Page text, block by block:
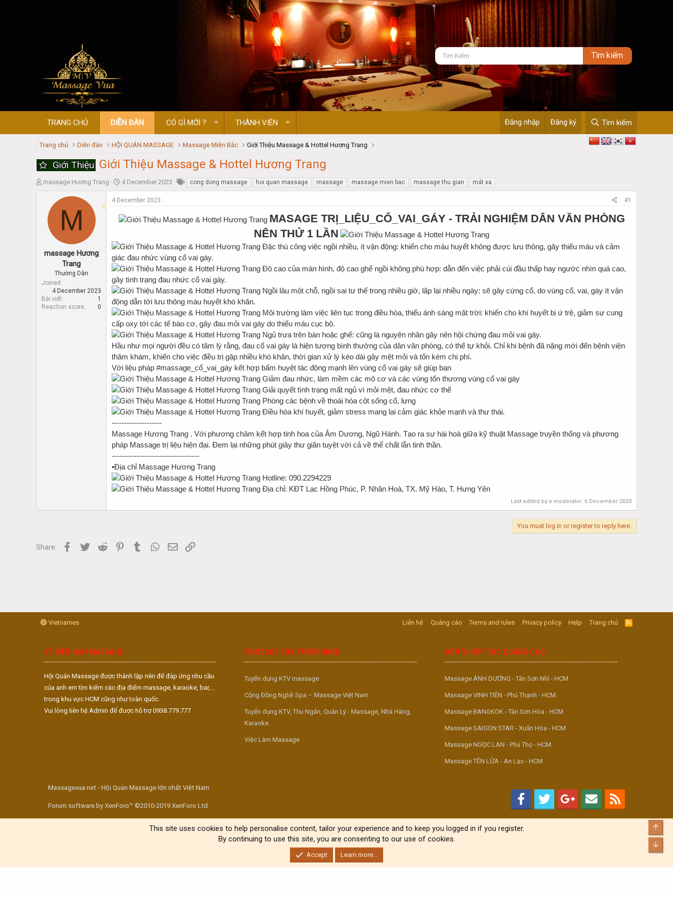
TRANG CHỦ DIỄN ĐÀN CÓ GÌ MỚI ? THÀNH VIÊN Đăng nhập Đăng ký Tìm kiếm
Trang chủ Diễn đàn HỘI QUÁN MASSAGE Massage Miền Bắc Giới Thiệu Massage & Hottel Hương Trang
Giới Thiệu Giới Thiệu Massage & Hottel Hương Trang
T
a
e
massage Hương Trang
S
t
a
t
t
4 December 2023 cong dong massage hoi quan massage massage massage mien bac massage thu gian mát xa
M
massage Hương
Trang
Thường Dân
Joined
4 December 2023
Bài viết
1
Reaction score
0
4 December 2023 #1
MASAGE TRỊ_LIỆU_CỔ_VAI_GÁY - TRẢI NGHIỆM DÂN VĂN PHÒNG
NÊN THỬ 1 LẦN
Đặc thù công việc ngồi nhiều, ít vận động: khiến cho máu huyết không được lưu thông, gây thiếu máu và cảm
giác đau nhức vùng cổ vai gáy.
Độ cao của màn hình, độ cao ghế ngồi không phù hợp: dẫn đến việc phải cúi đầu thấp hay ngước nhìn quá cao,
gây tình trạng đau nhức cổ vai gáy.
Ngồi lâu một chỗ, ngồi sai tư thế trong nhiều giờ, lặp lại nhiều ngày: sẽ gây cứng cổ, do vùng cổ, vai, gáy ít vận
động dẫn tới lưu thông máu huyết khó khăn.
Môi trường làm việc liên tục trong điều hòa, thiếu ánh sáng mặt trời: khiến cho khí huyết bị ứ trệ, giảm sự cung
cấp oxy tới các tế bào cơ, gây đau mỏi vai gáy do thiếu máu cục bộ.
Ngủ trưa trên bàn hoặc ghế: cũng là nguyên nhân gây nên hội chứng đau mỏi vai gáy.
Hầu như mọi người đều có tâm lý rằng, đau cổ vai gáy là hiện tượng bình thường của dân văn phòng, có thể tự khỏi. Chỉ khi bệnh đã nặng mới đến bệnh viện
thăm khám, khiến cho việc điều trị gặp nhiều khó khăn, thời gian xử lý kéo dài gây mệt mỏi và tốn kém chi phí.
Với liệu pháp #massage_cổ_vai_gáy kết hợp bấm huyệt tác động mạnh lên vùng cổ vai gáy sẽ giúp bạn
Giảm đau nhức, làm mềm các mô cơ và các vùng tổn thương vùng cổ vai gáy
Giải quyết tình trạng mất ngủ vì mỏi mệt, đau nhức cơ thể
Phòng các bệnh về thoái hóa cột sống cổ, lưng
Điều hòa khí huyết, giảm stress mang lại cảm giác khỏe mạnh và thư thái.
--------------------
Massage Hương Trang . Với phương châm kết hợp tinh hoa của Âm Dương, Ngũ Hành. Tạo ra sự hài hoà giữa kỹ thuật Massage truyền thống và phương
pháp Massage trị liệu hiện đại. Đem lại những phút giây thư giãn tuyệt vời cả về thể chất lẫn tinh thần.
-----------------------------------
•Địa chỉ Massage Hương Trang
Hotline: 090.2294229
Địa chỉ: KĐT Lạc Hồng Phúc, P. Nhân Hoà, TX. Mỹ Hào, T. Hưng Yên
Last edited by a moderator: 6 December 2023
You must log in or register to reply here.
Share: Facebook
Twitter Reddit PinterestTumblr WhatsApp
Email
Vietnames Liên hệ Quảng cáo Terms and rules Privacy policy Help Trang chủ
R
S
VỀ DIỄN ĐÀN MASSAGE
Hội Quán Massage được thành lập nên để đáp ứng nhu cầu
của anh em tìm kiếm các địa điểm massage, karaoke, bar,...
trong khu vực HCM cũng như toàn quốc.
Vui lòng liên hệ Admin để được hỗ trợ 0938.779.777
MASSAGE VUA TUYỂN DỤNG
Tuyển dụng KTV massage
Cộng Đồng Nghề Spa – Massage Việt Nam
Tuyển dụng KTV, Thu Ngân, Quản Lý - Massage, Nhà Hàng,
Karaoke
Việc Làm Massage
ĐƠN VỊ HỢP TÁC QUẢNG CÁO
Massage ÁNH DƯƠNG - Tân Sơn Nhì - HCM
Massage VINH TIÊN - Phú Thạnh - HCM
Massage BANGKOK - Tân Sơn Hòa - HCM
Massage SAIGON STAR - Xuân Hòa - HCM
Massage NGỌC LAN - Phú Thọ - HCM
Massage TÊN LỬA - An Lạc - HCM
Massagevua.net - Hội Quán Massage lớn nhất Việt Nam
Forum software by XenForo™ ©2010-2019 XenForo Ltd.
This site uses cookies to help personalise content, tailor your experience and to keep you logged in if you register.
By continuing to use this site, you are consenting to our use of cookies.
Accept Learn more...
Top